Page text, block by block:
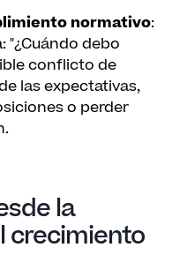
normativo:
"¿Cuándo debo
conflicto de
las expectativas,
o perder
la
crecimiento